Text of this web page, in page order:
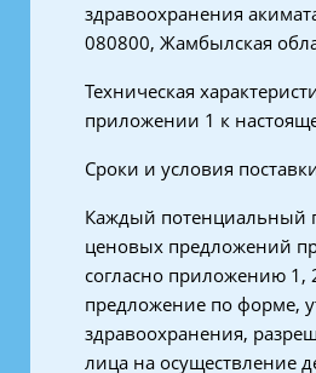
здравоохранения
080800, Жамбылская
Техническая
приложении 1 к
Сроки и условия
Каждый потенциальный
ценовых предложений
согласно приложению 1,
предложение по форме,
здравоохранения,
лица на осуществление